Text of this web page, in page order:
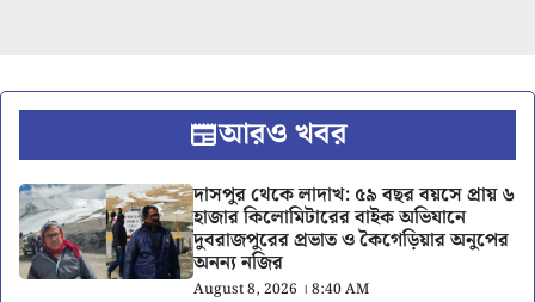
আরও খবর
দাসপুর থেকে লাদাখ: ৫৯ বছর বয়সে প্রায় ৬
হাজার কিলোমিটারের বাইক অভিযানে
দুবরাজপুরের প্রভাত ও কৈগেড়িয়ার অনুপের
অনন্য নজির
August 8, 2026 । 8:40 AM